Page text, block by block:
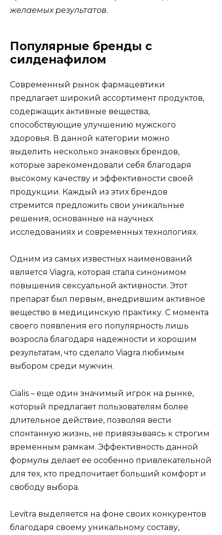
желаемых результатов.
Популярные бренды с
силденафилом
Современный рынок фармацевтики
предлагает широкий ассортимент продуктов,
содержащих активные вещества,
способствующие улучшению мужского
здоровья. В данной категории можно
выделить несколько знаковых брендов,
которые зарекомендовали себя благодаря
высокому качеству и эффективности своей
продукции. Каждый из этих брендов
стремится предложить свои уникальные
решения, основанные на научных
исследованиях и современных технологиях.
Одним из самых известных наименований
является Viagra, которая стала синонимом
повышения сексуальной активности. Этот
препарат был первым, внедрившим активное
вещество в медицинскую практику. С момента
своего появления его популярность лишь
возросла благодаря надежности и хорошим
результатам, что сделало Viagra любимым
выбором среди мужчин.
Cialis – еще один значимый игрок на рынке,
который предлагает пользователям более
длительное действие, позволяя вести
спонтанную жизнь, не привязываясь к строгим
временным рамкам. Эффективность данной
формулы делает ее особенно привлекательной
для тех, кто предпочитает больший комфорт и
свободу выбора.
Levitra выделяется на фоне своих конкурентов
благодаря своему уникальному составу,